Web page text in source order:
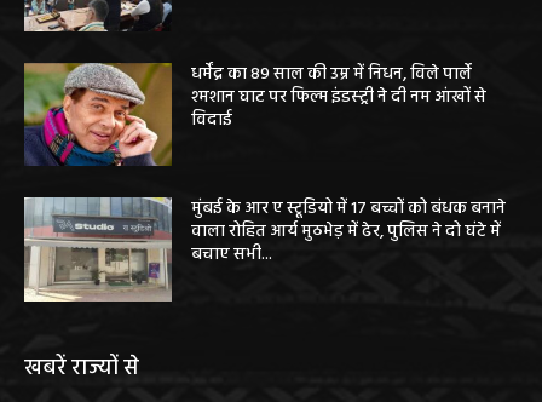
धर्मेंद्र का 89 साल की उम्र में निधन, विले पार्ले
श्मशान घाट पर फिल्म इंडस्ट्री ने दी नम आंखों से
विदाई
मुंबई के आर ए स्टूडियो में 17 बच्चों को बंधक बनाने
वाला रोहित आर्य मुठभेड़ में ढेर, पुलिस ने दो घंटे में
बचाए सभी...
खबरें राज्यों से